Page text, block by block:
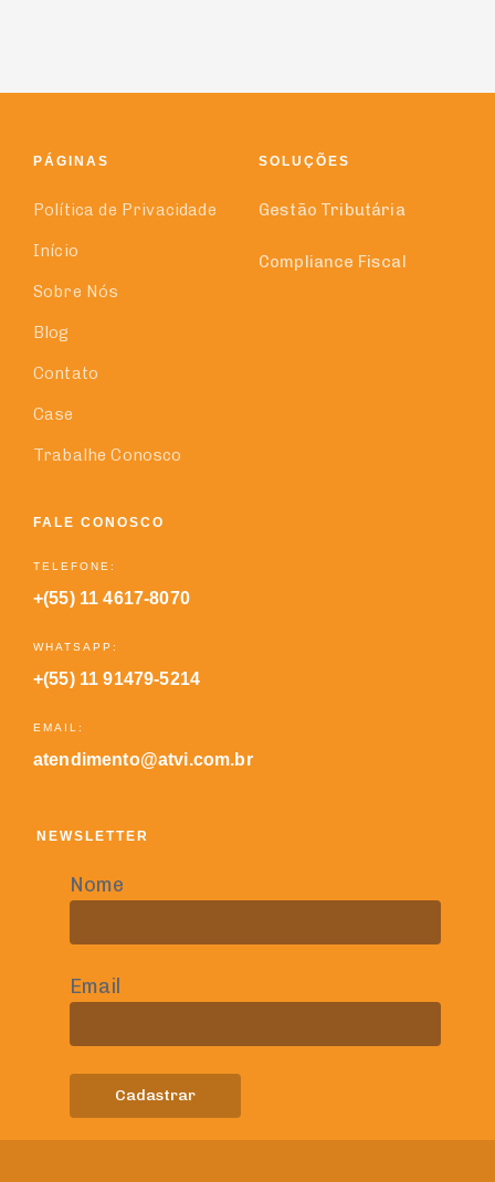
PÁGINAS
Política de Privacidade
Início
Sobre Nós
Blog
Contato
Case
Trabalhe Conosco
SOLUÇÕES
Gestão Tributária
Compliance Fiscal
FALE CONOSCO
TELEFONE:
+(55) 11 4617-8070
WHATSAPP:
+(55) 11 91479-5214
EMAIL:
atendimento@atvi.com.br
NEWSLETTER
Nome
Email